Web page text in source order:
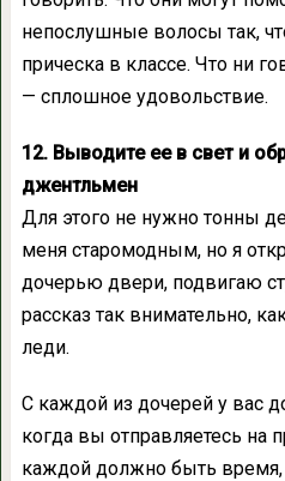
непослушные волосы так,
прическа в классе. Что ни
— сплошное удовольствие.
12. Выводите ее в свет и
джентльмен
Для этого не нужно тонны
меня старомодным, но я
дочерью двери, подвигаю
рассказ так внимательно,
леди.
С каждой из дочерей у вас
когда вы отправляетесь на
каждой должно быть время,